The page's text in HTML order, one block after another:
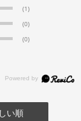
(1)
(0)
(0)
い順